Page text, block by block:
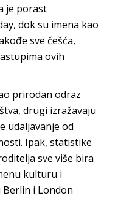
je porast
dok su imena kao
sve češća,
ovih
prirodan odraz
drugi izražavaju
udaljavanje od
Ipak, statistike
sve više bira
kulturu i
i London